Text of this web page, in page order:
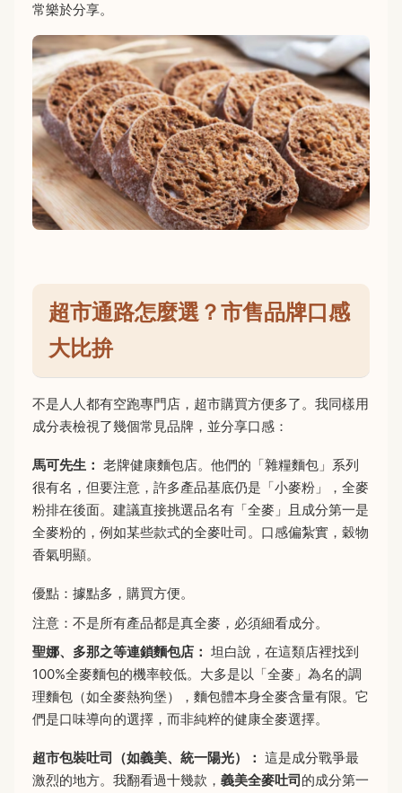
常樂於分享。
超市通路怎麼選？市售品牌口感
大比拚
不是人人都有空跑專門店，超市購買方便多了。我同樣用
成分表檢視了幾個常見品牌，並分享口感：
馬可先生： 老牌健康麵包店。他們的「雜糧麵包」系列
很有名，但要注意，許多產品基底仍是「小麥粉」，全麥
粉排在後面。建議直接挑選品名有「全麥」且成分第一是
全麥粉的，例如某些款式的全麥吐司。口感偏紮實，穀物
香氣明顯。
優點：據點多，購買方便。
注意：不是所有產品都是真全麥，必須細看成分。
聖娜、多那之等連鎖麵包店： 坦白說，在這類店裡找到
100%全麥麵包的機率較低。大多是以「全麥」為名的調
理麵包（如全麥熱狗堡），麵包體本身全麥含量有限。它
們是口味導向的選擇，而非純粹的健康全麥選擇。
超市包裝吐司（如義美、統一陽光）： 這是成分戰爭最
激烈的地方。我翻看過十幾款， 義美全麥吐司 的成分第一